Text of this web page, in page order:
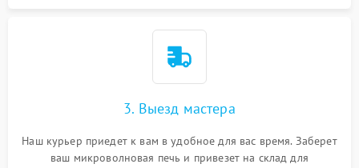
3. Выезд мастера
Наш курьер приедет к вам в удобное для вас время. Заберет
ваш микроволновая печь и привезет на склад для